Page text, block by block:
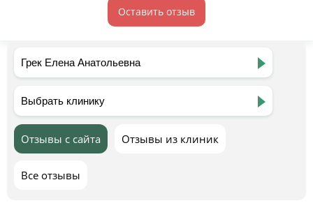
Оставить отзыв
Отзывы с сайта Отзывы из клиник
Все отзывы